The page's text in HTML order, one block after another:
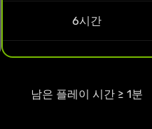
6시간
남은 플레이 시간 ≥ 1분